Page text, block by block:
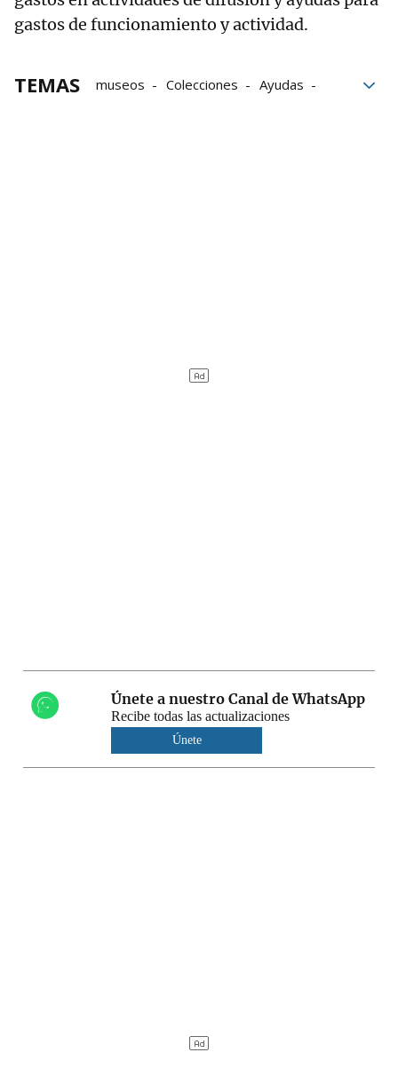
gastos de funcionamiento y actividad.
TEMAS museos Colecciones
Ayudas
Únete a nuestro Canal de WhatsApp
Recibe todas las actualizaciones
Únete